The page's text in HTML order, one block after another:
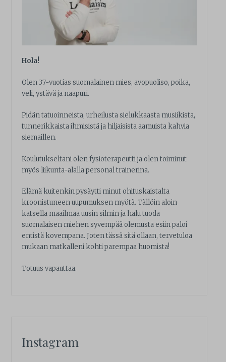
Hola!
Olen 37-vuotias suomalainen mies, avopuoliso, poika,
veli, ystävä ja naapuri.
Pidän tatuoinneista, urheilusta sielukkaasta musiikista,
tunnerikkaista ihmisistä ja hiljaisista aamuista kahvia
siemaillen.
Koulutukseltani olen fysioterapeutti ja olen toiminut
myös liikunta-alalla personal trainerina.
Elämä kuitenkin pysäytti minut ohituskaistalta
kroonistuneen uupumuksen myötä. Tällöin aloin
katsella maailmaa uusin silmin ja halu tuoda
suomalaisen miehen syvempää olemusta esiin paloi
entistä kovempana. Joten tässä sitä ollaan, tervetuloa
mukaan matkalleni kohti parempaa huomista!
Totuus vapauttaa.
Instagram